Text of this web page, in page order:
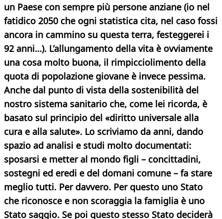
un Paese con sempre più persone anziane (io nel
fatidico 2050 che ogni statistica cita, nel caso fossi
ancora in cammino su questa terra, festeggerei i
92 anni…). L’allungamento della vita è ovviamente
una cosa molto buona, il rimpicciolimento della
quota di popolazione giovane è invece pessima.
Anche dal punto di vista della sostenibilità del
nostro sistema sanitario che, come lei ricorda, è
basato sul principio del «diritto universale alla
cura e alla salute». Lo scriviamo da anni, dando
spazio ad analisi e studi molto documentati:
sposarsi e metter al mondo figli – concittadini,
sostegni ed eredi e del domani comune – fa stare
meglio tutti. Per davvero. Per questo uno Stato
che riconosce e non scoraggia la famiglia è uno
Stato saggio. Se poi questo stesso Stato deciderà